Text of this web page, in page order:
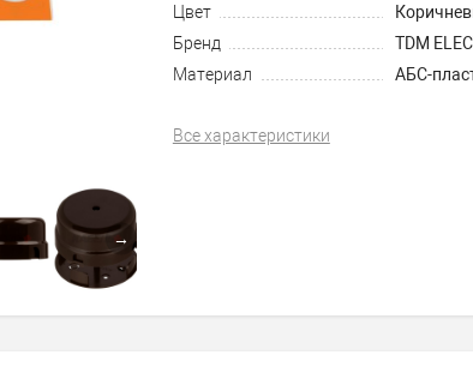
→
Цвет
Бренд
TDM
Материал
АБС-
Все характеристики